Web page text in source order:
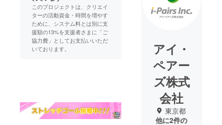
このプロジェクトは、クリエイ
ターの活動資金・時間を増やす
ために、システム料とは別に支
援額の13%を支援者さまに「ご
協力費」としてお支払いいただ
いております。
アイ・
ペアー
ズ株式
会社
東京都
他に2件の